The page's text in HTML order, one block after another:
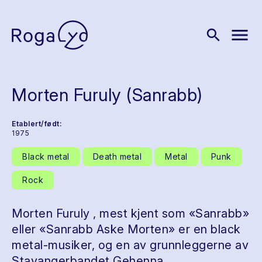
search menu
Morten Furuly (Sanrabb)
Etablert/født:
1975
Black metal Death metal Metal Punk
Rock
Morten Furuly , mest kjent som «Sanrabb»
eller «Sanrabb Aske Morten» er en black
metal-musiker, og en av grunnleggerne av